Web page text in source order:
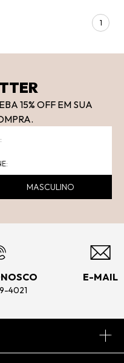
1
15% OFF EM SUA
MASCULINO
4021
E-MAIL